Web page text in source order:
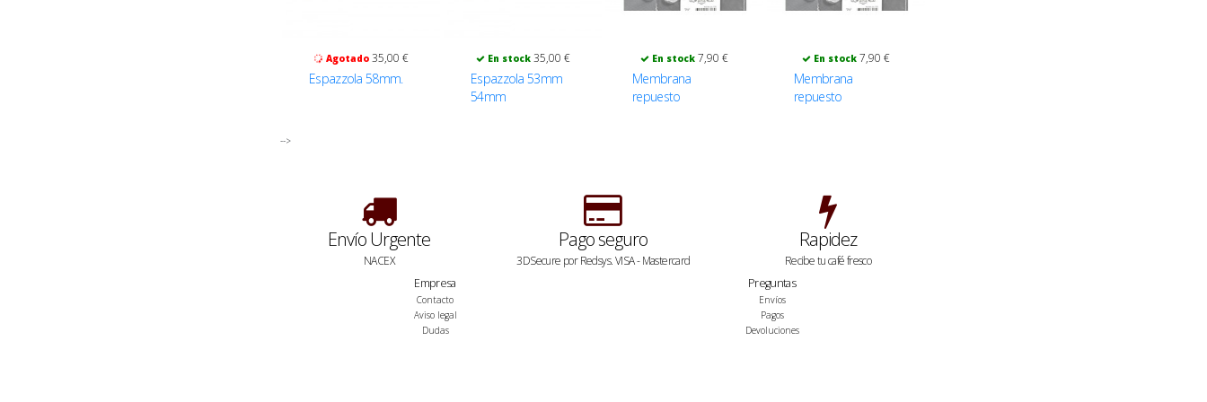
Agotado 35,00 €
Espazzola 58mm.
En stock 35,00 €
Espazzola 53mm
54mm
En stock 7,90 €
Membrana
repuesto
En stock 7,90 €
Membrana
repuesto
-->
Envío Urgente
NACEX
Pago seguro
3DSecure por Redsys. VISA - Mastercard
Rapidez
Recibe tu café fresco
Empresa
Contacto
Aviso legal
Dudas
Preguntas
Envíos
Pagos
Devoluciones